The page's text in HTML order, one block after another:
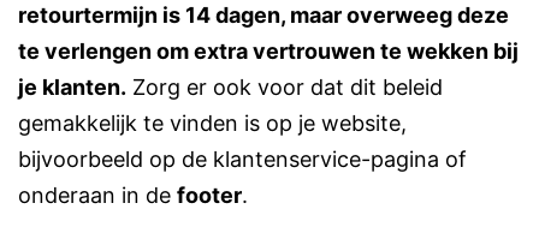
retourtermijn is 14 dagen, maar overweeg deze
te verlengen om extra vertrouwen te wekken bij
je klanten​​. Zorg er ook voor dat dit beleid
gemakkelijk te vinden is op je website,
bijvoorbeeld op de klantenservice-pagina​​ of
onderaan in de footer.